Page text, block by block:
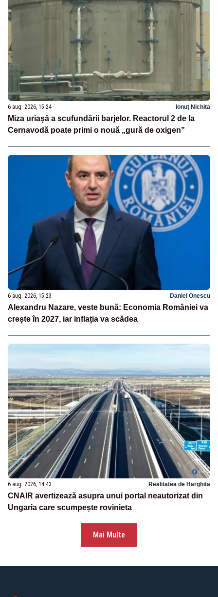
6 aug. 2026, 15:24 Ionuț Nichita
Miza uriașă a scufundării barjelor. Reactorul 2 de la
Cernavodă poate primi o nouă „gură de oxigen”
6 aug. 2026, 15:23 Daniel Onescu
Alexandru Nazare, veste bună: Economia României va
crește în 2027, iar inflația va scădea
6 aug. 2026, 14:43 Realitatea de Harghita
CNAIR avertizează asupra unui portal neautorizat din
Ungaria care scumpește rovinieta
Mai Multe